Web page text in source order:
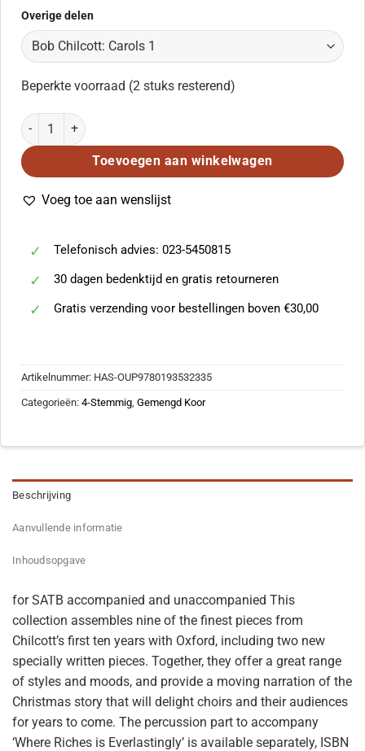
Overige delen
Beperkte voorraad (2 stuks resterend)
Bob Chilcott: Carols 1 aantal
Toevoegen aan winkelwagen
Voeg toe aan wenslijst
Telefonisch advies: 023-5450815
30 dagen bedenktijd en gratis retourneren
Gratis verzending voor bestellingen boven €30,00
Artikelnummer: HAS-OUP9780193532335
Categorieën: 4-Stemmig, Gemengd Koor
Beschrijving
Aanvullende informatie
Inhoudsopgave
for SATB accompanied and unaccompanied This
collection assembles nine of the finest pieces from
Chilcott’s first ten years with Oxford, including two new
specially written pieces. Together, they offer a great range
of styles and moods, and provide a moving narration of the
Christmas story that will delight choirs and their audiences
for years to come. The percussion part to accompany
‘Where Riches is Everlastingly’ is available separately, ISBN